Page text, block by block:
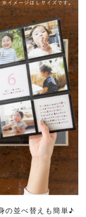
の並べ替えも簡単♪